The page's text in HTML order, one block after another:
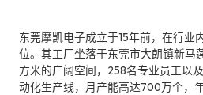
东莞摩凯电子成立于15年前，在行业
位。其工厂坐落于东莞市大朗镇新马
方米的广阔空间，258名专业员工以
动化生产线，月产能高达700万个，